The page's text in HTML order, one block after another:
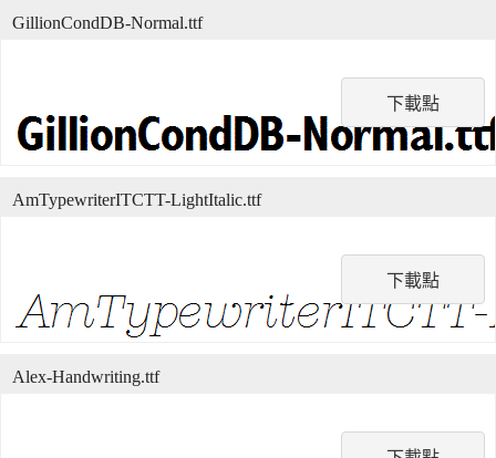
下載點
GillionCondDB-Normal.ttf
下載點
AmTypewriterITCTT-LightItalic.ttf
Alex-Handwriting.ttf